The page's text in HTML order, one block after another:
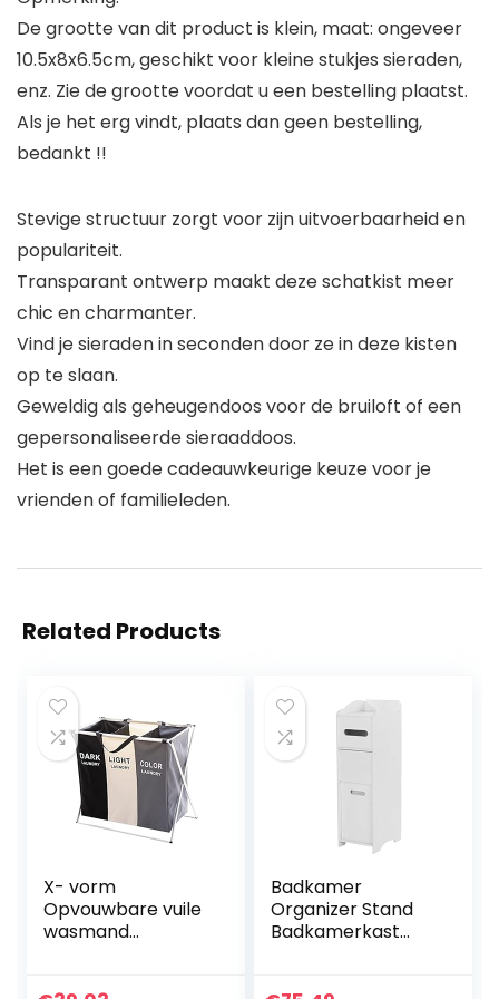
De grootte van dit product is klein, maat: ongeveer
10.5x8x6.5cm, geschikt voor kleine stukjes sieraden,
enz. Zie de grootte voordat u een bestelling plaatst.
Als je het erg vindt, plaats dan geen bestelling,
bedankt !!
Stevige structuur zorgt voor zijn uitvoerbaarheid en
populariteit.
Transparant ontwerp maakt deze schatkist meer
chic en charmanter.
Vind je sieraden in seconden door ze in deze kisten
op te slaan.
Geweldig als geheugendoos voor de bruiloft of een
gepersonaliseerde sieraaddoos.
Het is een goede cadeauwkeurige keuze voor je
vrienden of familieleden.
Related Products
X- vorm
Opvouwbare vuile
wasmand
Badkamer
Organizer Stand
Badkamerkast